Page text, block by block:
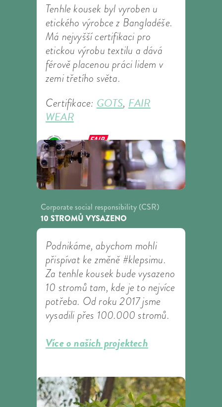
Tenhle kousek byl vyroben u
etického výrobce z Bangladéše.
Má nejvyšší certifikaci pro
etickou výrobu textilu a dává
férově placenou práci lidem v
zemi třetího světa.
Certifikace: GOTS, FAIR
WEAR
Corporate social responsibility (CSR)
10 STROMŮ VYSAZENO
Podnikáme, abychom mohli
přispívat ke změně #klepsimu.
Za tenhle kousek bude vysazeno
10 stromů tam, kde je to nejvíce
potřeba. Od roku 2017 jsme
vysadili přes 100.000 stromů.
Více o našich projektech